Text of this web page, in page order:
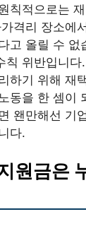
칙적으로는
격리 장소에
고 올릴 수 없
칙 위반입니
하기 위해 재
동을 한 셈이
왠만해선 기
다.
원금은